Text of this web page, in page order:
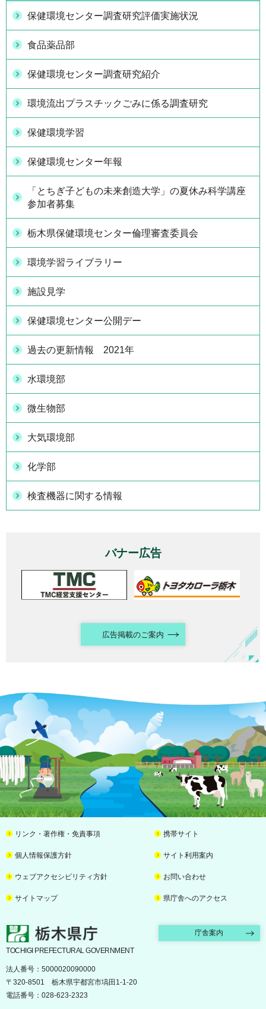
保健環境センター調査研究評価実施状況
食品薬品部
保健環境センター調査研究紹介
環境流出プラスチックごみに係る調査研究
保健環境学習
保健環境センター年報
「とちぎ子どもの未来創造大学」の夏休み科学講座
参加者募集
栃木県保健環境センター倫理審査委員会
環境学習ライブラリー
施設見学
保健環境センター公開デー
過去の更新情報 2021年
水環境部
微生物部
大気環境部
化学部
検査機器に関する情報
バナー広告
広告掲載のご案内
リンク・著作権・免責事項 携帯サイト
個人情報保護方針 サイト利用案内
ウェブアクセシビリティ方針 お問い合わせ
サイトマップ 県庁舎へのアクセス
栃木県庁 庁舎案内
TOCHIGI PREFECTURAL GOVERNMENT
法人番号：5000020090000
〒320-8501 栃木県宇都宮市塙田1-1-20
電話番号：028-623-2323